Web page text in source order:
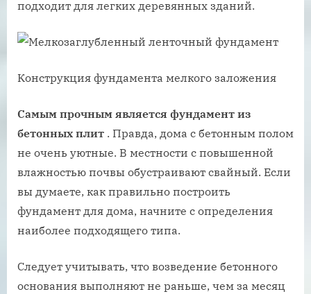
подходит для легких деревянных зданий.
Конструкция фундамента мелкого заложения
Самым прочным является фундамент из
бетонных плит . Правда, дома с бетонным полом
не очень уютные. В местности с повышенной
влажностью почвы обустраивают свайный. Если
вы думаете, как правильно построить
фундамент для дома, начните с определения
наиболее подходящего типа.
Следует учитывать, что возведение бетонного
основания выполняют не раньше, чем за месяц